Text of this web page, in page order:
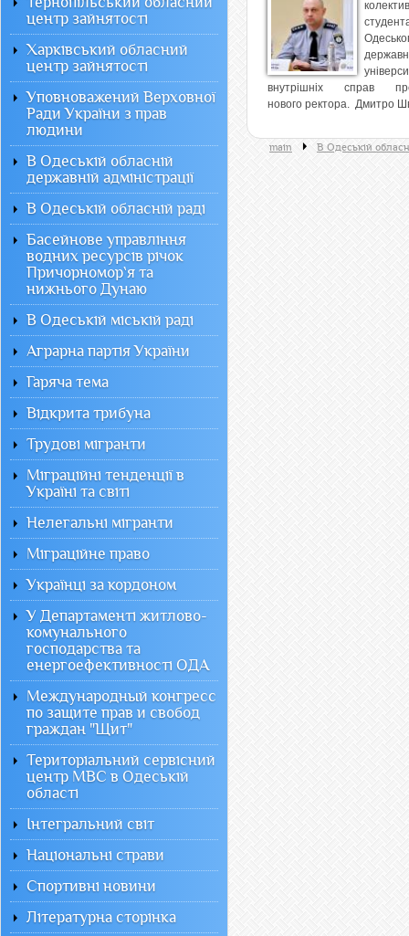
внутрішніх справ
нового ректора. Дмитро
main В Одеській
центр зайнятості
Харківський обласний
центр зайнятості
Уповноважений Верховної
Ради України з прав
людини
В Одеській обласній
державній адміністрації
В Одеській обласній раді
Басейнове управління
водних ресурсів річок
Причорномор`я та
нижнього Дунаю
В Одеській міській раді
Аграрна партія України
Гаряча тема
Відкрита трибуна
Трудові мігранти
Міграційні тенденції в
Україні та світі
Нелегальні мігранти
Міграційне право
Українці за кордоном
У Департаменті житлово-
комунального
господарства та
енергоефективності ОДА
Международный конгресс
по защите прав и свобод
граждан "Щит"
Територіальний сервісний
центр МВС в Одеській
області
Інтегральний світ
Національні страви
Спортивні новини
Літературна сторінка